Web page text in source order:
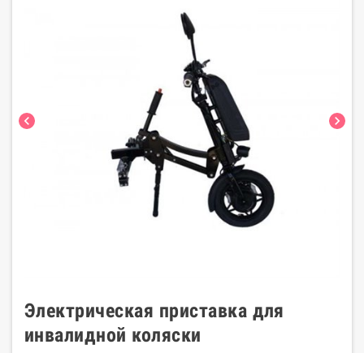
chevron_left chevron_right
Электрическая приставка для
инвалидной коляски